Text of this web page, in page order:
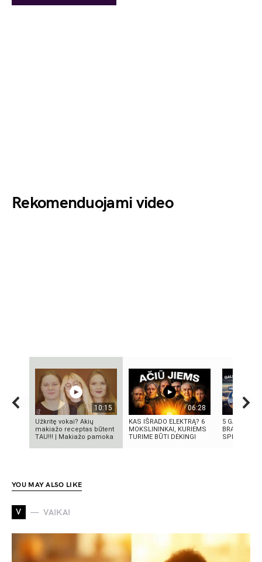
Rekomenduojami video
10:15
Užkritę vokai? Akių
makiažo receptas būtent
TAU!!! | Makiažo pamoka
06:28
KAS IŠRADO ELEKTRĄ? 6
MOKSLININKAI, KURIEMS
TURIME BŪTI DĖKINGI
5
SPROGIMAI
YOU MAY ALSO LIKE
V VAIKAI